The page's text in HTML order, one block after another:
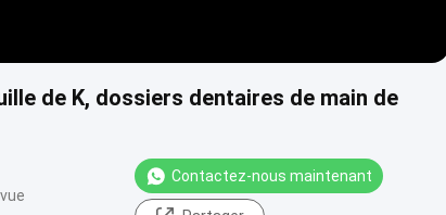
de K, dossiers dentaires de main de
Contactez-nous maintenant